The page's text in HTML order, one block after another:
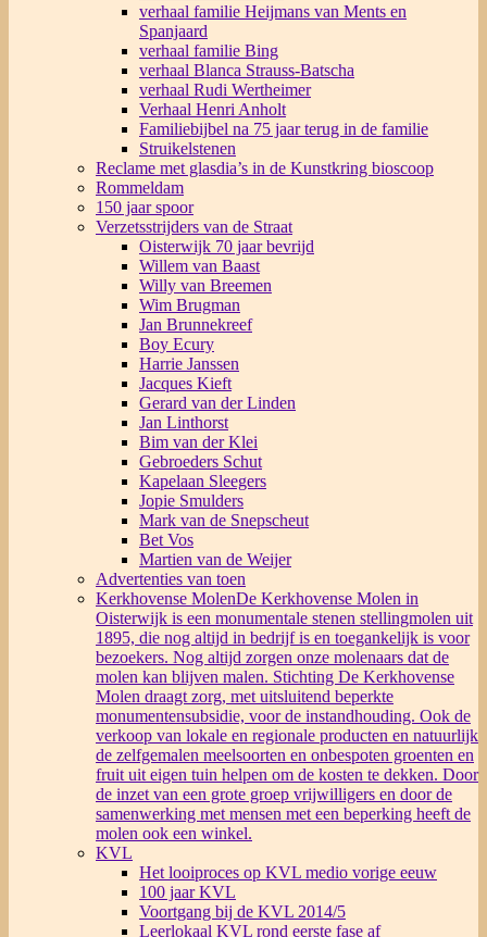
verhaal familie Heijmans van Ments en
Spanjaard
verhaal familie Bing
verhaal Blanca Strauss-Batscha
verhaal Rudi Wertheimer
Verhaal Henri Anholt
Familiebijbel na 75 jaar terug in de familie
Struikelstenen
Reclame met glasdia’s in de Kunstkring bioscoop
Rommeldam
150 jaar spoor
Verzetsstrijders van de Straat
Oisterwijk 70 jaar bevrijd
Willem van Baast
Willy van Breemen
Wim Brugman
Jan Brunnekreef
Boy Ecury
Harrie Janssen
Jacques Kieft
Gerard van der Linden
Jan Linthorst
Bim van der Klei
Gebroeders Schut
Kapelaan Sleegers
Jopie Smulders
Mark van de Snepscheut
Bet Vos
Martien van de Weijer
Advertenties van toen
Kerkhovense MolenDe Kerkhovense Molen in
Oisterwijk is een monumentale stenen stellingmolen uit
1895, die nog altijd in bedrijf is en toegankelijk is voor
bezoekers. Nog altijd zorgen onze molenaars dat de
molen kan blijven malen. Stichting De Kerkhovense
Molen draagt zorg, met uitsluitend beperkte
monumentensubsidie, voor de instandhouding. Ook de
verkoop van lokale en regionale producten en natuurlijk
de zelfgemalen meelsoorten en onbespoten groenten en
fruit uit eigen tuin helpen om de kosten te dekken. Door
de inzet van een grote groep vrijwilligers en door de
samenwerking met mensen met een beperking heeft de
molen ook een winkel.
KVL
Het looiproces op KVL medio vorige eeuw
100 jaar KVL
Voortgang bij de KVL 2014/5
Leerlokaal KVL rond eerste fase af